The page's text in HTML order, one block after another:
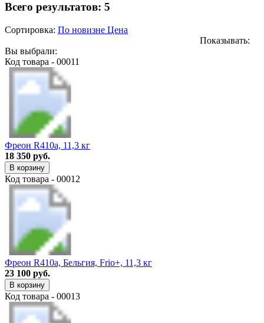
Всего результатов: 5
Сортировка: По новизне Цена
Показывать:
Вы выбрали:
Код товара - 00011
Фреон R410a, 11,3 кг
18 350 руб.
В корзину
Код товара - 00012
Фреон R410a, Бельгия, Frio+, 11,3 кг
23 100 руб.
В корзину
Код товара - 00013